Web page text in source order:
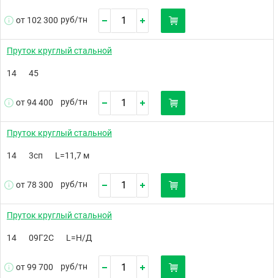
от 102 300 руб/тн
Пруток круглый стальной
14 45
от 94 400 руб/тн
Пруток круглый стальной
14 3сп L=11,7 м
от 78 300 руб/тн
Пруток круглый стальной
14 09Г2С L=Н/Д
от 99 700 руб/тн